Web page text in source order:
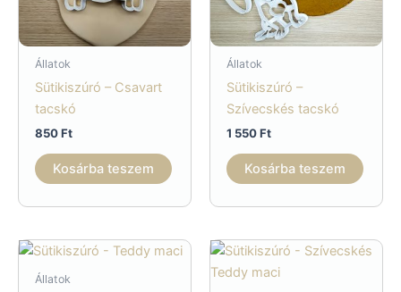
Állatok
Sütikiszúró – Csavart
tacskó
850Ft
Kosárba teszem
Állatok
Sütikiszúró –
Szívecskés tacskó
1 550Ft
Kosárba teszem
Állatok